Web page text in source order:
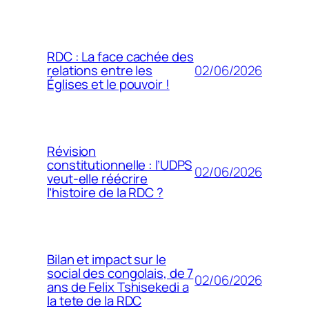
RDC : La face cachée des
relations entre les
Églises et le pouvoir !
02/06/2026
Révision
constitutionnelle : l’UDPS
veut-elle réécrire
l’histoire de la RDC ?
02/06/2026
Bilan et impact sur le
social des congolais, de 7
ans de Felix Tshisekedi a
la tete de la RDC
02/06/2026